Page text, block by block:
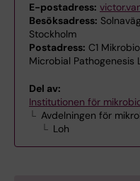
E-postadress:
Besöksadress:
Stockholm
Postadress: C1
Microbial Pathogenesis
Del av:
Institutionen för
Avdelningen för
Loh